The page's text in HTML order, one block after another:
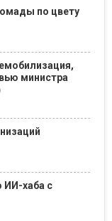
по цвету
министра
ИИ-хаба с